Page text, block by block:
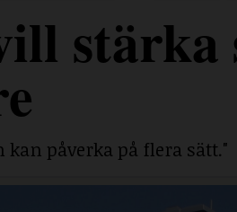
stärka
kan påverka på flera sätt."